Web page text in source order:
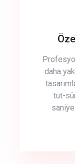
daha
tut-